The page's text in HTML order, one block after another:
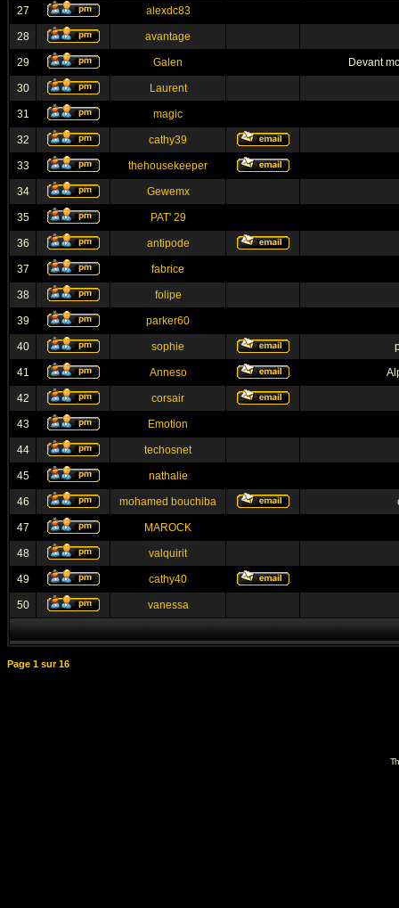
27 alexdc83
28 avantage
29 Galen Devant
30 Laurent
31 magic
32 cathy39
33 thehousekeeper
34 Gewemx
35 PAT' 29
36 antipode
37 fabrice
38 folipe
39 parker60
40 sophie
41 Anneso
42 corsair
43 Emotion
44 techosnet
45 nathalie
46 mohamed bouchiba
47 MAROCK
48 valquirit
49 cathy40
50 vanessa
Page 1 sur16